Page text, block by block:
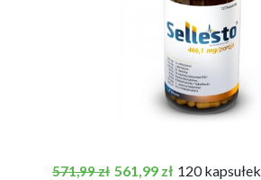
Cena podstawowa
571,99 zł Cena
561,99 zł 120 kapsułek